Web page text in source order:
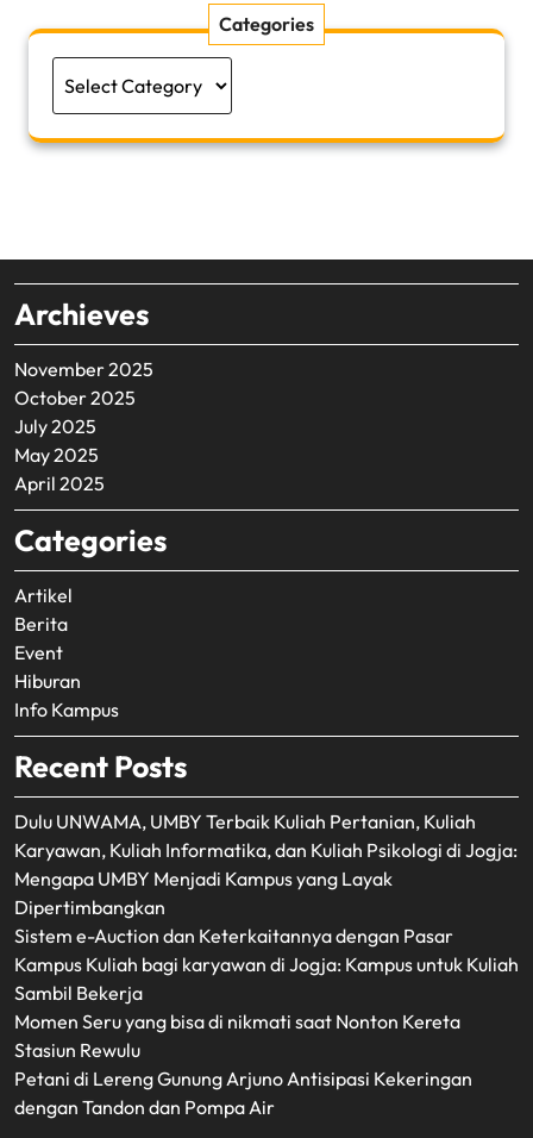
Categories
Archieves
November 2025
October 2025
July 2025
May 2025
April 2025
Categories
Artikel
Berita
Event
Hiburan
Info Kampus
Recent Posts
Dulu UNWAMA, UMBY Terbaik Kuliah Pertanian, Kuliah
Karyawan, Kuliah Informatika, dan Kuliah Psikologi di Jogja:
Mengapa UMBY Menjadi Kampus yang Layak
Dipertimbangkan
Sistem e-Auction dan Keterkaitannya dengan Pasar
Kampus Kuliah bagi karyawan di Jogja: Kampus untuk Kuliah
Sambil Bekerja
Momen Seru yang bisa di nikmati saat Nonton Kereta
Stasiun Rewulu
Petani di Lereng Gunung Arjuno Antisipasi Kekeringan
dengan Tandon dan Pompa Air